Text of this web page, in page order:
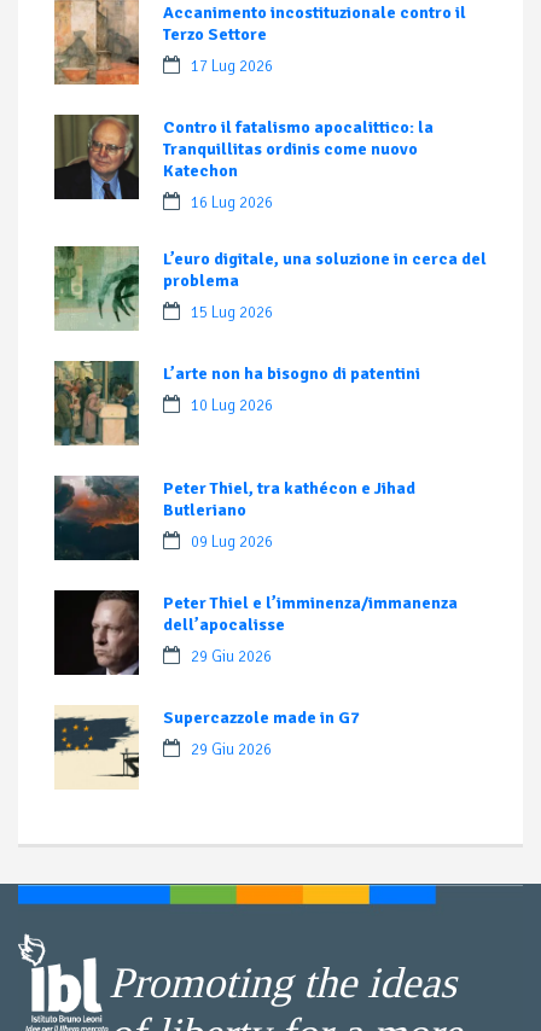
Accanimento incostituzionale contro il
Terzo Settore
17 Lug 2026
Contro il fatalismo apocalittico: la
Tranquillitas ordinis come nuovo
Katechon
16 Lug 2026
L’euro digitale, una soluzione in cerca del
problema
15 Lug 2026
L’arte non ha bisogno di patentini
10 Lug 2026
Peter Thiel, tra kathécon e Jihad
Butleriano
09 Lug 2026
Peter Thiel e l’imminenza/immanenza
dell’apocalisse
29 Giu 2026
Supercazzole made in G7
29 Giu 2026
Promoting the ideas